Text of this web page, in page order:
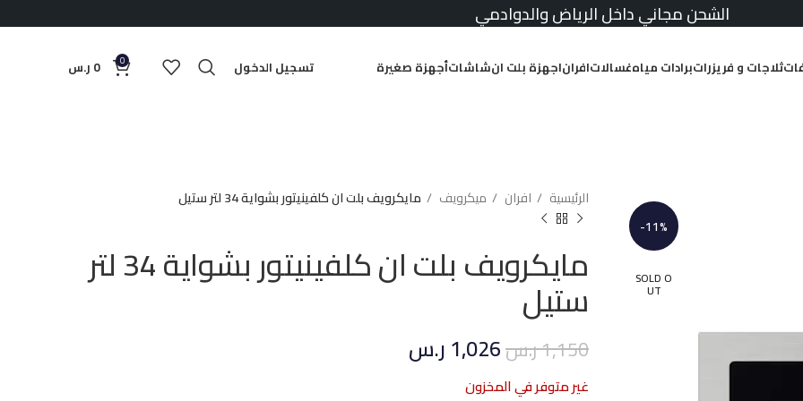
الشحن مجاني داخل الرياض والدوادمي
ثلاجات و فريزراتبرادات مياهغسالاتافراناجهزة بلت انشاشاتأجهزة صغيرة تسجيل الدخول 0
0 ر.س
-11%
SOLD O
UT
الرئيسية افران ميكرويف مايكرويف بلت ان كلفينيتور بشواية 34 لتر ستيل
مايكرويف بلت ان كلفينيتور بشواية 34 لتر
ستيل
1,150ر.س1,026ر.س
غير متوفر في المخزون